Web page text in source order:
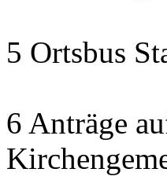
5 Ortsbus
6 Anträge